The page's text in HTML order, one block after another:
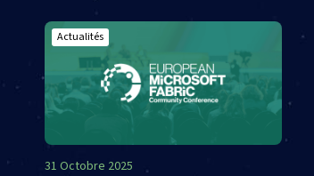
Actualités
31 Octobre 2025